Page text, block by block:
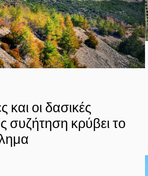
και οι δασικές
συζήτηση κρύβει το